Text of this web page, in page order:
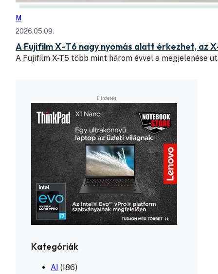
M
2026.05.09.
A Fujifilm X-T6 nagy nyomás alatt érkezhet, az
A Fujifilm X-T5 több mint három évvel a megjelenése
Kategóriák
AI (186)